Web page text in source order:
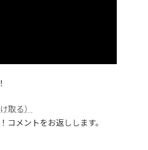
取る）
コメントをお返しします。